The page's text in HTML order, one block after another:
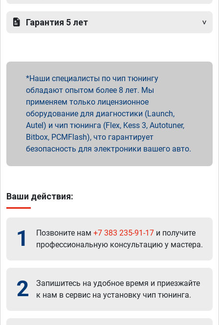
Гарантия 5 лет
Наши специалисты по чип тюнингу
обладают опытом более 8 лет. Мы
применяем только лицензионное
оборудование для диагностики (Launch,
Autel) и чип тюнинга (Flex, Kess 3, Autotuner,
Bitbox, PCMFlash), что гарантирует
безопасность для электроники вашего авто.
Ваши действия:
1 Позвоните нам +7 383 235-91-17 и получите
профессиональную консультацию у мастера.
2
Запишитесь на удобное время и приезжайте
к нам в сервис на установку чип тюнинга.